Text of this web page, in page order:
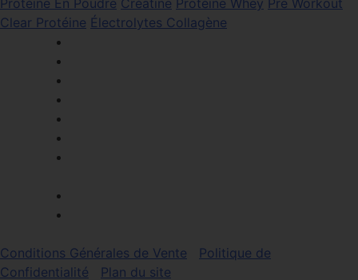
Protéine En Poudre Créatine Protéine Whey Pre Workout
Clear Protéine Électrolytes Collagène
Conditions Générales de Vente
Politique de
Confidentialité
Plan du site